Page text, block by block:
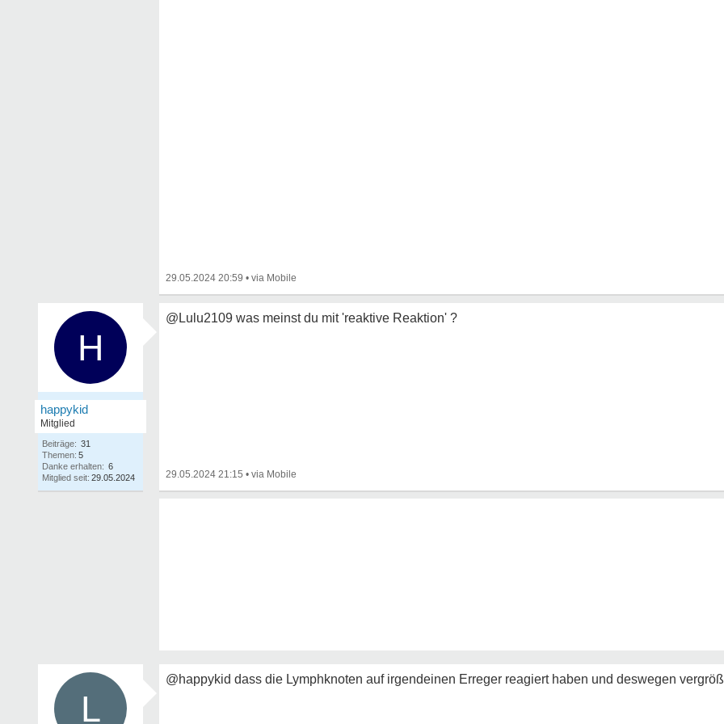
29.05.2024 20:59 •
H
happykid
Mitglied
Beiträge: 31
Themen: 5
Danke erhalten: 6
Mitglied seit: 29.05.2024
@Lulu2109 was meinst du mit 'reaktive Reaktion' ?
29.05.2024 21:15 •
L
@happykid dass die Lymphknoten auf irgendeinen Erreger reagiert haben und deswegen